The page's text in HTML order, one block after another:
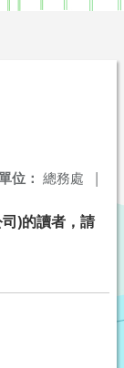
位： 總務處 |
)的讀者，請